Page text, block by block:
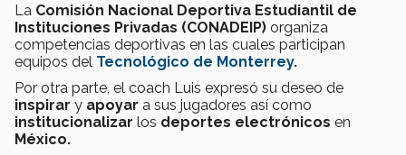
La Comisión Nacional Deportiva Estudiantil de
Instituciones Privadas (CONADEIP) organiza
competencias deportivas en las cuales participan
equipos del Tecnológico de Monterrey.
Por otra parte, el coach Luis expresó su deseo de
inspirar y apoyar a sus jugadores así como
institucionalizar los deportes electrónicos en
México.